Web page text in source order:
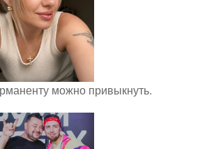
можно привыкнуть.